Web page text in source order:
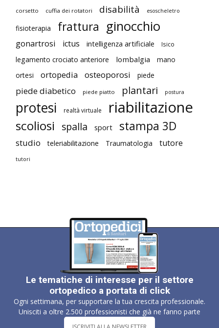
corsetto cuffia dei rotatori disabilità esoscheletro
fisioterapia frattura ginocchio
gonartrosi ictus intelligenza artificiale Isico
legamento crociato anteriore lombalgia
mano
ortesi
ortopedia osteoporosi piede
piede diabetico piede piatto plantari postura
protesi realtà virtuale riabilitazione
scoliosi spalla sport stampa 3D
studio teleriabilitazione Traumatologia tutore
tutori
Le tematiche di interesse per il settore
ortopedico a portata di click
Ogni settimana, per supportare la tua crescita professionale.
Unisciti a oltre 2.500 professionisti che già ne fanno parte